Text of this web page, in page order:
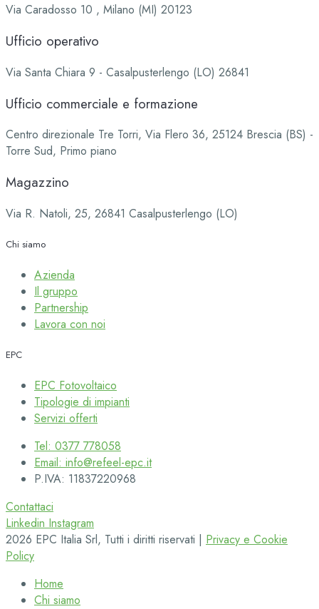
Via Caradosso 10 , Milano (MI) 20123
Ufficio operativo
Via Santa Chiara 9 - Casalpusterlengo (LO) 26841
Ufficio commerciale e formazione
Centro direzionale Tre Torri, Via Flero 36, 25124 Brescia (BS) -
Torre Sud, Primo piano
Magazzino
Via R. Natoli, 25, 26841 Casalpusterlengo (LO)
Chi siamo
Azienda
Il gruppo
Partnership
Lavora con noi
EPC
EPC Fotovoltaico
Tipologie di impianti
Servizi offerti
Tel: 0377 778058
Email: info@refeel-epc.it
P.IVA: 11837220968
Contattaci
Linkedin Instagram
2026 EPC Italia Srl, Tutti i diritti riservati | Privacy e Cookie
Policy
Home
Chi siamo